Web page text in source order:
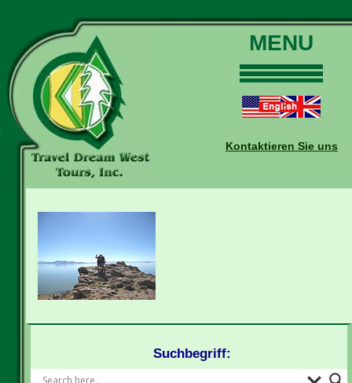
MENU
Touren
Daten und Preise
Buchungen
Kontaktieren Sie uns
Suchbegriff: